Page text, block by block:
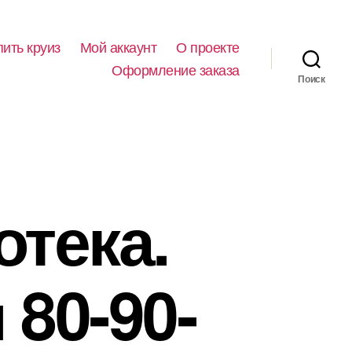
круиз Мой аккаунт
О проекте
Оформление заказа
Поиск
90-